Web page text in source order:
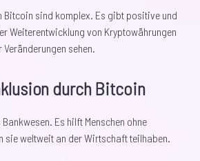
Bitcoin sind komplex. Es gibt positive und
Weiterentwicklung von Kryptowährungen
sehen.
durch Bitcoin
Es hilft Menschen ohne
sie weltweit an der Wirtschaft teilhaben.